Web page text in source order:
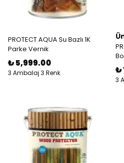
PROTECT AQUA Su Bazlı 1K
Parke Vernik
₺ 5,999.00
3 Ambalaj 3 Renk ₺
3